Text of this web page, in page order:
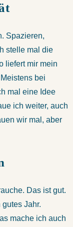
Spazieren,
stelle mal die
liefert mir mein
bei
mal eine Idee
ich weiter, auch
wir mal, aber
Das ist gut.
Jahr.
mache ich auch